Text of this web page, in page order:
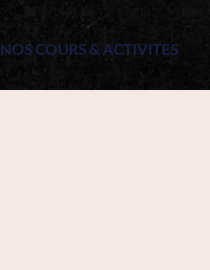
NOS COURS & ACTIVITES